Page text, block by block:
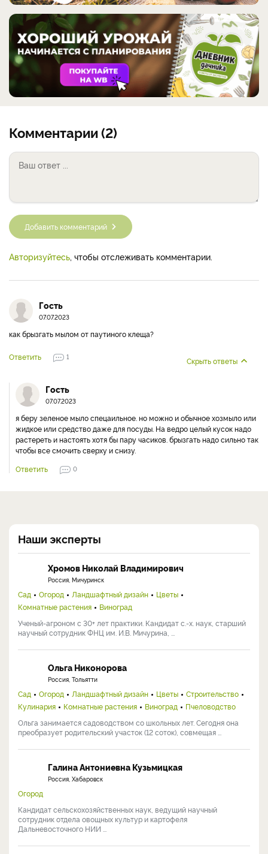
Комментарии (2)
Добавить комментарий
Авторизуйтесь, чтобы отслеживать комментарии.
Гость
07.07.2023
как брызгать мылом от паутиного клеща?
Ответить 1 Скрыть ответы
Гость
07.07.2023
я беру зеленое мыло спецаильное. но можно и обычное хозмыло или
жидкое или средство даже для посуды. На ведро целый кусок надо
растереть и настоять хотя бы пару часиков. брызгать надо сильно так
чтобы все смочить сверху и снизу.
Ответить
0
Наши эксперты
Хромов Николай Владимирович
Россия, Мичуринск
Сад Огород Ландшафтный дизайн
Цветы
Комнатные растения
Виноград
Ученый-агроном с 30+ лет практики. Кандидат с.-х. наук, старший
научный сотрудник ФНЦ им. И.В. Мичурина, ...
Ольга Никонорова
Россия, Тольятти
Сад Огород Ландшафтный дизайн Цветы
Строительство
Кулинария
Комнатные растения Виноград
Пчеловодство
Ольга занимается садоводством со школьных лет. Сегодня она
преобразует родительский участок (12 соток), совмещая ...
Галина Антониевна Кузьмицкая
Россия, Хабаровск
Огород
Кандидат сельскохозяйственных наук, ведущий научный
сотрудник отдела овощных культур и картофеля
Дальневосточного НИИ ...